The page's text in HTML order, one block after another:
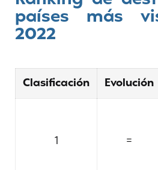
países más
2022
Clasificación Evolución
1 =